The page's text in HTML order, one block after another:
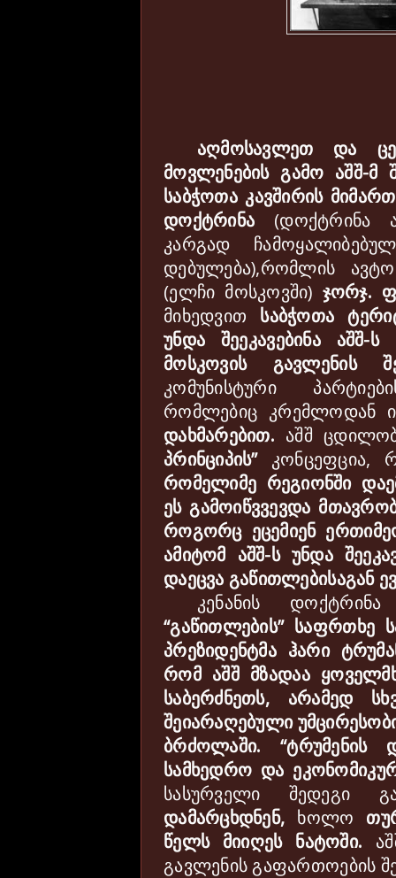
აღმოსავლეთ და
მოვლენების გამო აშშ-მ
საბჭოთა კავშირის მიმართ
დოქტრინა (დოქტრინა
კარგად
დებულება),რომლის
(ელჩი მოსკოვში) ჯორჯ.
მიხედვით
საბჭოთა
უნდა
შეეკავებინა აშშ-ს
მოსკოვის
გავლენის
კომუნისტური
რომლებიც კრემლოდან
დახმარებით. აშშ
პრინციპის” კონცეფცია,
რომელიმე რეგიონში
ეს გამოიწვვევდა
როგორც ეცემიენ
ამიტომ აშშ-ს უნდა
დაეცვა გაწითლებისაგან
კენანის
დოქტრინა
“გაწითლების” საფრთხე
პრეზიდენტმა ჰარი
რომ აშშ მზადაა
საბერძნეთს, არამედ სხ
შეიარაღებული
ბრძოლაში. “ტრუმენის
სამხედრო და
სასურველი
შედეგი
დამარცხდნენ, ხოლო
წელს მიიღეს ნატოში.
გავლენის გაფართოების